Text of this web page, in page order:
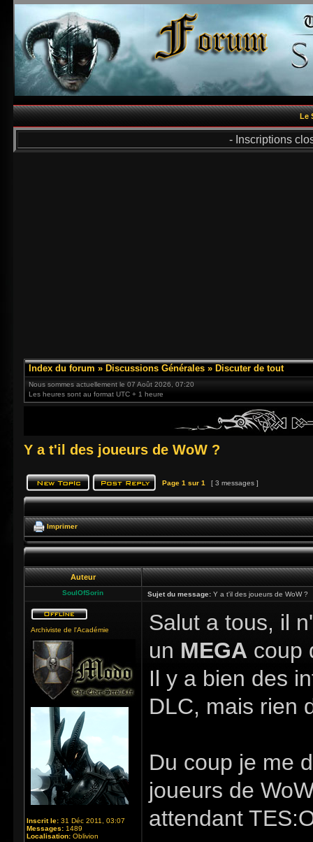
Le
- Inscriptions
Index du forum » Discussions Générales » Discuter de tout
Nous sommes actuellement le 07 Août 2026, 07:20
Les heures sont au format UTC + 1 heure
Y a t'il des joueurs de WoW ?
Page 1 sur 1 [ 3 messages ]
Imprimer
Auteur
SoulOfSorin Sujet du message: Y a t'il des joueurs de WoW ?
Archiviste de l'Académie
Inscrit le: 31 Déc 2011, 03:07
Messages: 1489
Localisation: Oblivion
Salut a tous, il
un MEGA coup
Il y a bien des
DLC, mais rien
Du coup je me
joueurs de
attendant